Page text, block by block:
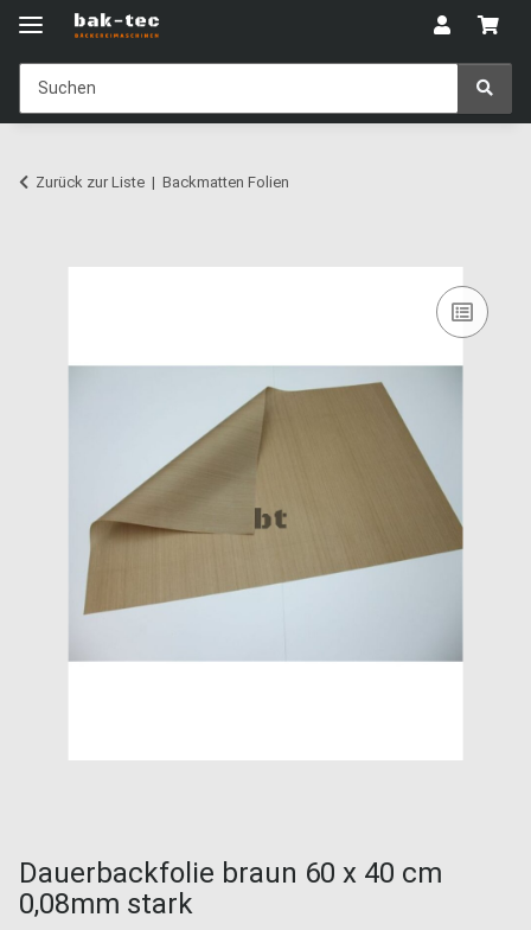
Zurück zur Liste Backmatten Folien
Dauerbackfolie braun 60 x 40 cm
0,08mm stark